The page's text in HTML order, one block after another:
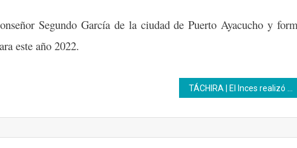
Segundo García de la ciudad de Puerto Ayacucho y
este año 2022.
TÁCHIRA | El Inces realizó una muestra productiva en la reinaugiración del liceo Simón Bolívar